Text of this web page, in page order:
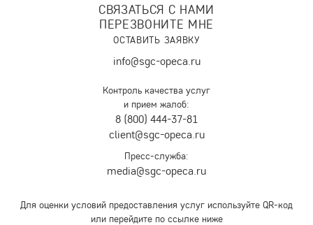
СВЯЗАТЬСЯ С НАМИ
ПЕРЕЗВОНИТЕ МНЕ
ОСТАВИТЬ ЗАЯВКУ
info@sgc-opeca.ru
Контроль качества услуг
и прием жалоб:
8 (800) 444-37-81
client@sgc-opeca.ru
Пресс-служба:
media@sgc-opeca.ru
Для оценки условий предоставления услуг используйте QR-код
или перейдите по ссылке ниже